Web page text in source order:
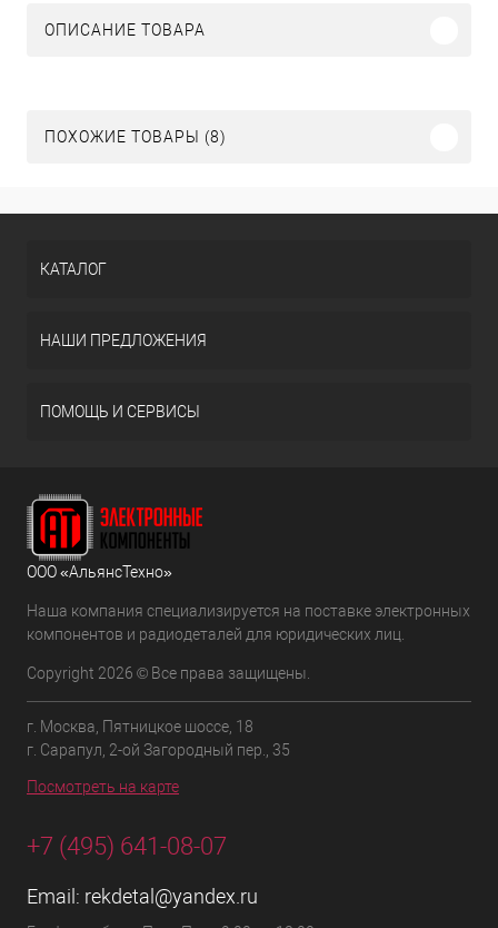
ОПИСАНИЕ ТОВАРА
ПОХОЖИЕ ТОВАРЫ (8)
КАТАЛОГ
НАШИ ПРЕДЛОЖЕНИЯ
ПОМОЩЬ И СЕРВИСЫ
ООО «АльянсТехно»
Наша компания специализируется на поставке электронных
компонентов и радиодеталей для юридических лиц.
Copyright 2026 © Все права защищены.
г. Москва, Пятницкое шоссе, 18
г. Сарапул, 2-ой Загородный пер., 35
Посмотреть на карте
+7 (495) 641-08-07
Email: rekdetal@yandex.ru